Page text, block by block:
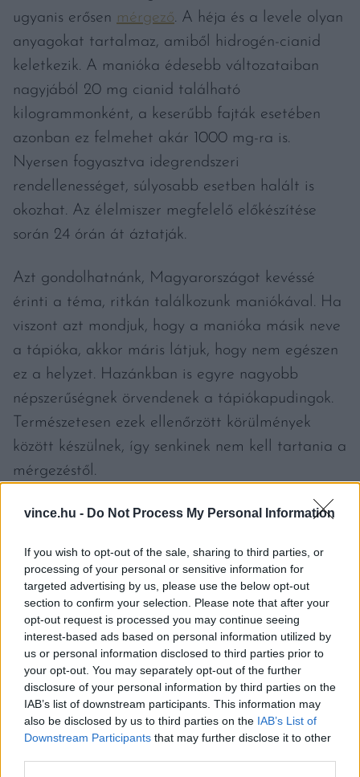
vince.hu - Do Not Process My Personal Information
If you wish to opt-out of the sale, sharing to third parties, or
processing of your personal or sensitive information for
targeted advertising by us, please use the below opt-out
section to confirm your selection. Please note that after your
opt-out request is processed you may continue seeing
interest-based ads based on personal information utilized by
us or personal information disclosed to third parties prior to
your opt-out. You may separately opt-out of the further
disclosure of your personal information by third parties on the
IAB’s list of downstream participants. This information may
also be disclosed by us to third parties on the IAB’s List of
Downstream Participants that may further disclose it to other
ugyanis erősen mérgező. A héja és a levele olyan
anyagokat tartalmaz, amiből hidrogén-cianid
keletkezik. A manióka édesebb változataiban
nagyjából 20 mg cianid található
kilogrammonként, a keserűbb fajták esetében
azonban ez felmehet akár 1000 mg-ra is.
Nyersen fogyasztva idegrendszeri
rendellenességet, súlyosabb esetben halált is
okozhat. Az élelmiszer megfelelő előkészítése
során 24 órán át áztatják.
Azt gondolhatnánk, Magyarországot kevéssé
érinti a téma, ritkán találkozunk maniókával. Ha
viszont azt mondjuk, hogy a manióka másik neve
a tápióka, akkor máris látjuk, hogy nem egészen
ez a helyzet. Hazánkban is egyre nagyobb
népszerűségnek örvendenek a tápiókapudingok.
Természetesen ezek ellenőrzött körülmények
között készülnek, így senkinek nem kell tartania a
mérgezéstől.